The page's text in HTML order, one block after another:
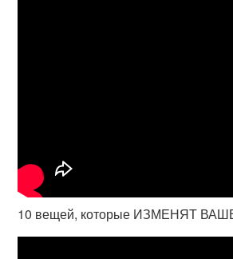
10 вещей, которые ИЗМЕНЯТ